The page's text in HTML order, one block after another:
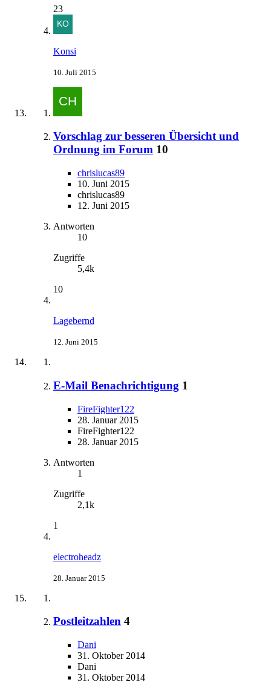
23
Konsi
10. Juli 2015
Vorschlag zur besseren Übersicht und
Ordnung im Forum 10
chrislucas89
10. Juni 2015
chrislucas89
12. Juni 2015
Antworten
10
Zugriffe
5,4k
10
Lagebernd
12. Juni 2015
E-Mail Benachrichtigung 1
FireFighter122
28. Januar 2015
FireFighter122
28. Januar 2015
Antworten
1
Zugriffe
2,1k
1
electroheadz
28. Januar 2015
Postleitzahlen 4
Dani
31. Oktober 2014
Dani
31. Oktober 2014